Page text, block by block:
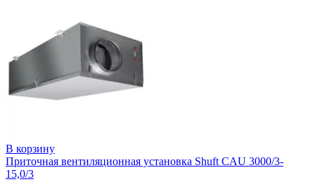
В корзину
Приточная вентиляционная установка Shuft CAU 3000/3-
15,0/3